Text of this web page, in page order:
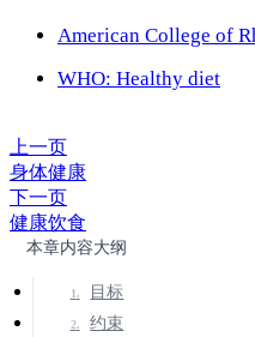
American College of
WHO: Healthy diet
上一页
身体健康
下一页
健康饮食
本章内容大纲
目标
约束